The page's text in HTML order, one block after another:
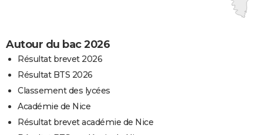
Autour du bac 2026
Résultat brevet 2026
Résultat BTS 2026
Classement des lycées
Académie de Nice
Résultat brevet académie de Nice